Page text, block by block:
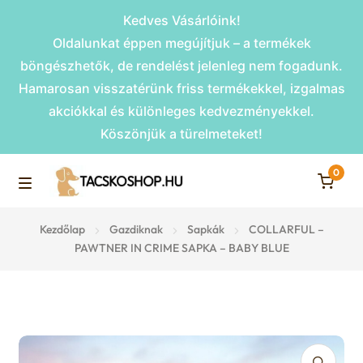
Kedves Vásárlóink!
Oldalunkat éppen megújítjuk – a termékek
böngészhetők, de rendelést jelenleg nem fogadunk.
Hamarosan visszatérünk friss termékekkel, izgalmas
akciókkal és különleges kedvezményekkel.
Köszönjük a türelmeteket!
Skip
navigation
Skip
0
Rámpák
Kezdőlap Gazdiknak Sapkák
COLLARFUL –
PAWTNER IN CRIME SAPKA – BABY BLUE